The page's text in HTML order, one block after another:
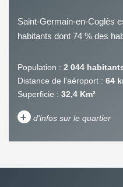
Saint-Germain-en-Coglès
habitants dont 74 % des
Population : 2 044
Distance de l'aéroport : 64
Superficie : 32,4 Km²
+ d'infos sur le quartier